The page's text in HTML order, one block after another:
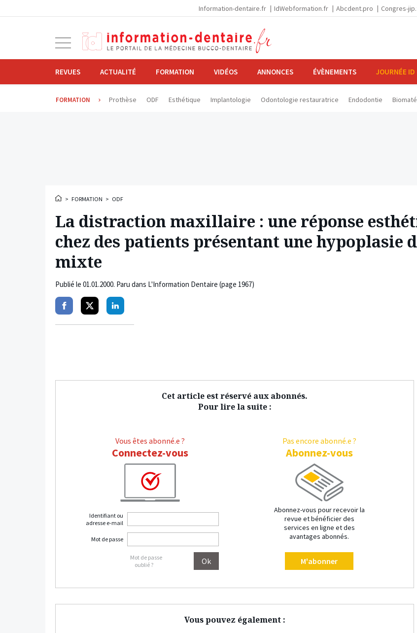
Information-dentaire.fr IdWebformation.fr Abcdent.pro Congres-
navigation
REVUES ACTUALITÉ FORMATION VIDÉOS ANNONCES ÉVÈNEMENTS JOURNÉE ID
FORMATION Prothèse ODF Esthétique Implantologie Odontologie restauratrice Endodontie
> FORMATION > ODF
La distraction maxillaire : une réponse
chez des patients présentant une
mixte
Publié le 01.01.2000. Paru dans L'Information Dentaire (page 1967)
PartagerPartagerPartager
Cet article est réservé aux abonnés.
Pour lire la suite :
Vous êtes abonné.e ?
Connectez-vous
Identifiant ou
adresse e-mail
Mot de passe
Mot de passe
oublié ?
Pas encore abonné.e ?
Abonnez-vous
Abonnez-vous pour recevoir la
revue et bénéficier des
services en ligne et des
avantages abonnés.
M'abonner
Vous pouvez également :